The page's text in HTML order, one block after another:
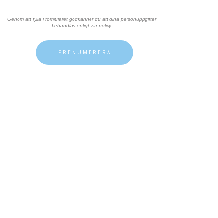
Genom att fylla i formuläret godkänner du att dina personuppgifter
behandlas enligt vår policy